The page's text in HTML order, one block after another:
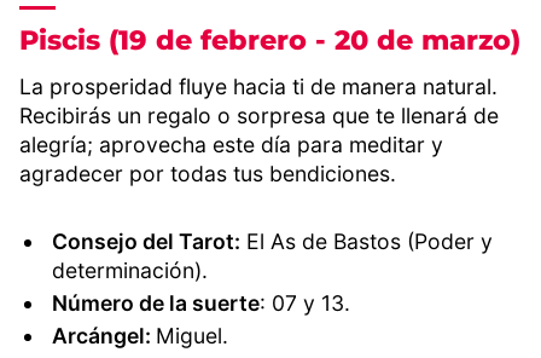
Piscis (19 de febrero - 20 de marzo)
La prosperidad fluye hacia ti de manera natural.
Recibirás un regalo o sorpresa que te llenará de
alegría; aprovecha este día para meditar y
agradecer por todas tus bendiciones.
Consejo del Tarot: El As de Bastos (Poder y
determinación).
Número de la suerte: 07 y 13.
Arcángel: Miguel.